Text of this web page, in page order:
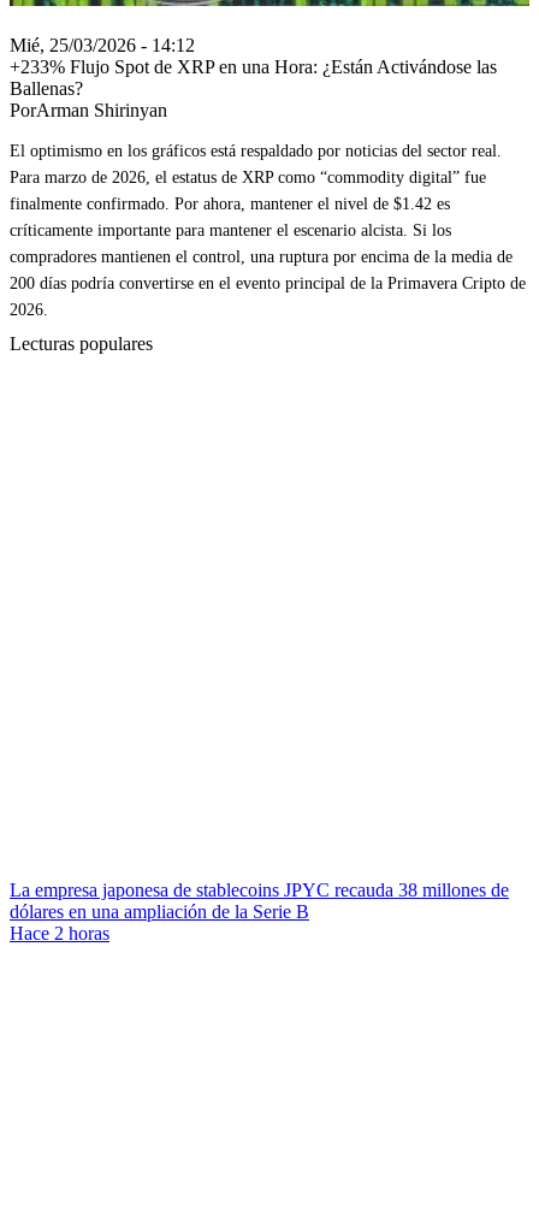
Mié, 25/03/2026 - 14:12
+233% Flujo Spot de XRP en una Hora: ¿Están Activándose las
Ballenas?
PorArman Shirinyan
El optimismo en los gráficos está respaldado por noticias del sector real.
Para marzo de 2026, el estatus de XRP como “commodity digital” fue
finalmente confirmado. Por ahora, mantener el nivel de $1.42 es
críticamente importante para mantener el escenario alcista. Si los
compradores mantienen el control, una ruptura por encima de la media de
200 días podría convertirse en el evento principal de la Primavera Cripto de
2026.
Lecturas populares
La empresa japonesa de stablecoins JPYC recauda 38 millones de
dólares en una ampliación de la Serie B
Hace 2 horas